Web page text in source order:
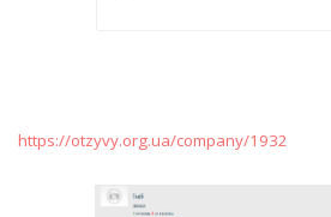
https://otzyvy.org.ua/company/1932